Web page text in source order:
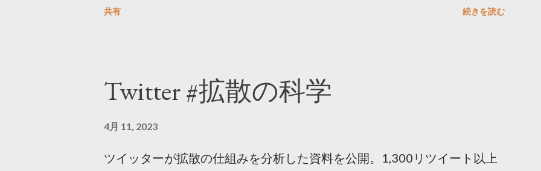
共有 続きを読む
Twitter #拡散の科学
4月 11, 2023
ツイッターが拡散の仕組みを分析した資料を公開。1,300リツイート以上